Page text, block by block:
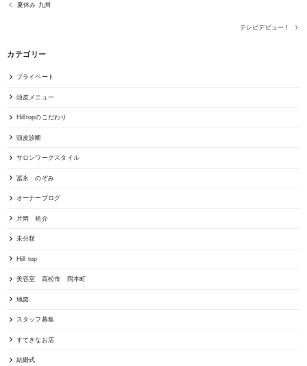
夏休み 九州
テレビデビュー！
カテゴリー
プライベート
頭皮メニュー
Hilltopのこだわり
頭皮診断
サロンワークスタイル
冨永 のぞみ
オーナーブログ
片岡 裕介
未分類
Hill top
美容室 高松市 岡本町
地図
スタッフ募集
すてきなお店
結婚式